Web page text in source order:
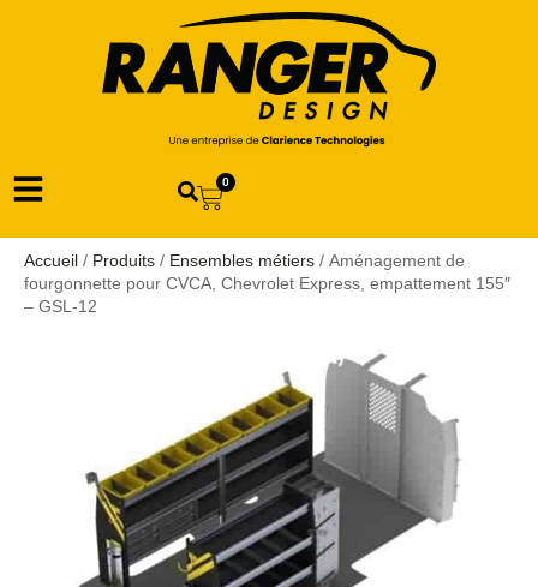
0
Accueil / Produits / Ensembles métiers / Aménagement de
fourgonnette pour CVCA, Chevrolet Express, empattement 155″
– GSL-12